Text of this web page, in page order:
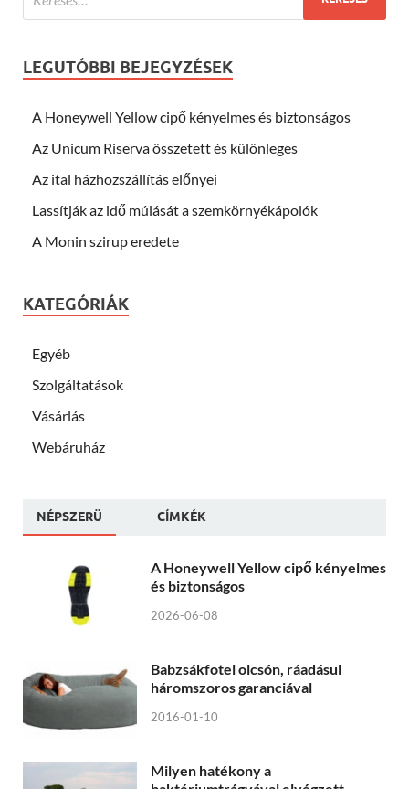
LEGUTÓBBI BEJEGYZÉSEK
A Honeywell Yellow cipő kényelmes és biztonságos
Az Unicum Riserva összetett és különleges
Az ital házhozszállítás előnyei
Lassítják az idő múlását a szemkörnyékápolók
A Monin szirup eredete
KATEGÓRIÁK
Egyéb
Szolgáltatások
Vásárlás
Webáruház
NÉPSZERÜ CÍMKÉK
A Honeywell Yellow cipő kényelmes
és biztonságos
2026-06-08
Babzsákfotel olcsón, ráadásul
háromszoros garanciával
2016-01-10
Milyen hatékony a